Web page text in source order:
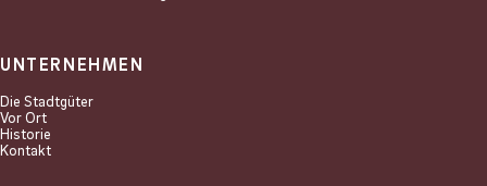
UNTERNEHMEN
Die Stadtgüter
Vor Ort
Historie
Kontakt